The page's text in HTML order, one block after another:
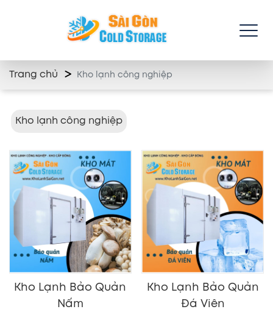
Trang chủ Kho lạnh công nghiệp
Kho lạnh công nghiệp
Kho Lạnh Bảo Quản
Nấm
Kho Lạnh Bảo Quản
Đá Viên